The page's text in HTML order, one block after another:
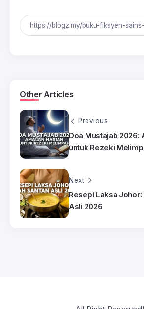
Other Articles
Previous
Doa Mustajab 2026:
untuk Rezeki
Next
Resepi Laksa Johor:
Asli 2026